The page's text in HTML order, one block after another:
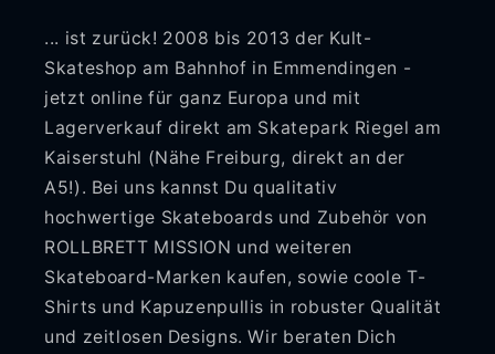
... ist zurück! 2008 bis 2013 der Kult-
Skateshop am Bahnhof in Emmendingen -
jetzt online für ganz Europa und mit
Lagerverkauf direkt am Skatepark Riegel am
Kaiserstuhl (Nähe Freiburg, direkt an der
A5!). Bei uns kannst Du qualitativ
hochwertige Skateboards und Zubehör von
ROLLBRETT MISSION und weiteren
Skateboard-Marken kaufen, sowie coole T-
Shirts und Kapuzenpullis in robuster Qualität
und zeitlosen Designs. Wir beraten Dich